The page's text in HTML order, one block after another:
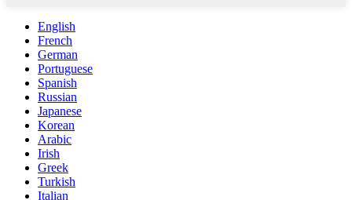
English
French
German
Portuguese
Spanish
Russian
Japanese
Korean
Arabic
Irish
Greek
Turkish
Italian